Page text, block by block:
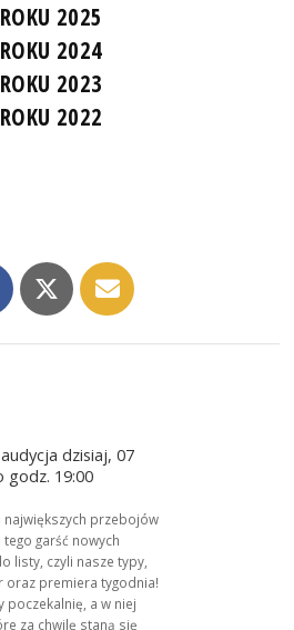
2025
2024
2023
2022
dzisiaj, 07
godz. 19:00
największych przebojów
garść nowych
listy, czyli nasze typy,
oraz premiera tygodnia!
poczekalnię, a w niej
za chwilę staną się